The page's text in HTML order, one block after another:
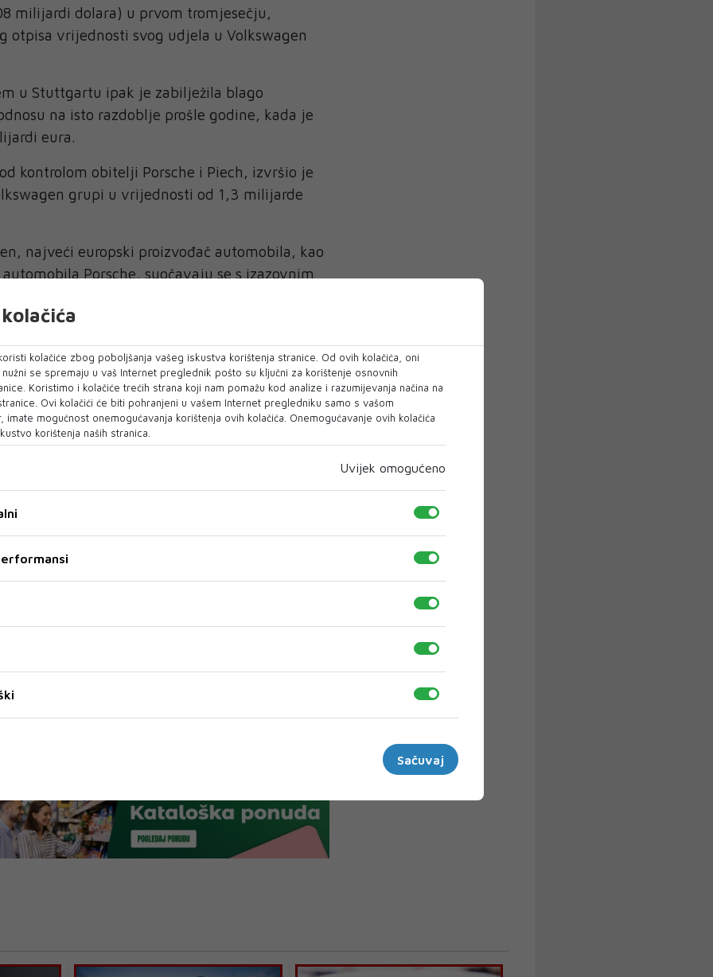
milijardi dolara) u prvom tromjesečju,
otpisa vrijednosti svog udjela u Volkswagen
u Stuttgartu ipak je zabilježila blago
na isto razdoblje prošle godine, kada je
eura.
kontrolom obitelji Porsche i Piech, izvršio je
grupi u vrijednosti od 1,3 milijarde
najveći europski proizvođač automobila, kao
Porsche, suočavaju se s izazovnim
promjenama u automobilskoj industriji.
SE-a Hans Dieter Pötsch istaknuo je da je
ostvarila pozitivne rezultate na
otpisima te dodatno ojačala svoju
u skladu je s našim očekivanjima“, rekao je
modeli koji su godinama uspješno
sada zahtijevaju prilagodbu kako bi se
i profitabilnost.
amortizaciji i umanjenju vrijednosti,
20 posto te je u prvom tromjesečju iznosila
je 5,15 milijardi eura, što predstavlja
milijardi eura zabilježenih krajem prošle
SE zadržao je svoje godišnje projekcije te i
konsolidiranu dobit između 1,5 i 3,5
dug do kraja godine trebao biti u rasponu
eura, piše
kolačiće zbog poboljšanja vašeg iskustva korištenja stranice. Od ovih kolačića, oni
se spremaju u vaš Internet preglednik pošto su ključni za korištenje osnovnih
Koristimo i kolačiće trećih strana koji nam pomažu kod analize i razumijevanja načina na
Ovi kolačići će biti pohranjeni u vašem Internet pregledniku samo s vašom
imate mogućnost onemogućavanja korištenja ovih kolačića. Onemogućavanje ovih kolačića
korištenja naših stranica.
Uvijek omogućeno
Sačuvaj